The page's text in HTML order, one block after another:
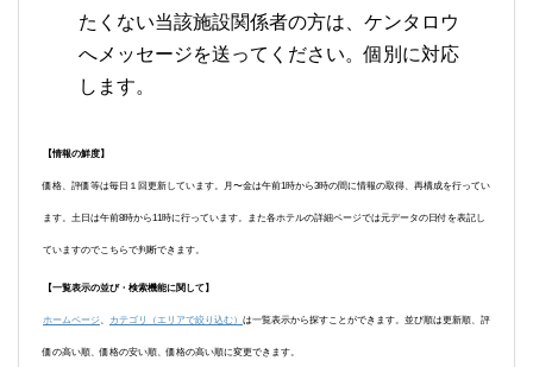
たくない当該施設関係者の方は、ケンタロウ
へメッセージを送ってください。個別に対応
します。
【情報の鮮度】
価格、評価等は毎日１回更新しています。月〜金は午前1時から3時の間に情報の取得、再構成を行ってい
ます。土日は午前8時から11時に行っています。また各ホテルの詳細ページでは元データの日付を表記し
ていますのでこちらで判断できます。
【一覧表示の並び・検索機能に関して】
ホームページ 、 カテゴリ（エリアで絞り込む） は一覧表示から探すことができます。並び順は更新順、評
価の高い順、価格の安い順、価格の高い順に変更できます。